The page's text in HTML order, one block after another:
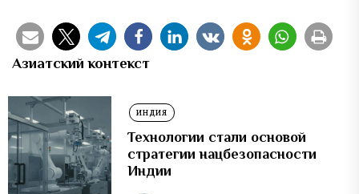
Азиатский контекст
ИНДИЯ
Технологии стали основой
стратегии нацбезопасности
Индии